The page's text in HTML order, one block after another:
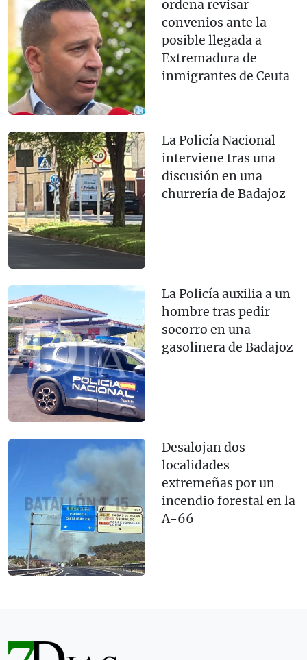
ordena revisar
convenios ante la
posible llegada a
Extremadura de
inmigrantes de Ceuta
La Policía Nacional
interviene tras una
discusión en una
churrería de Badajoz
La Policía auxilia a un
hombre tras pedir
socorro en una
gasolinera de Badajoz
Desalojan dos
localidades
extremeñas por un
incendio forestal en la
A-66